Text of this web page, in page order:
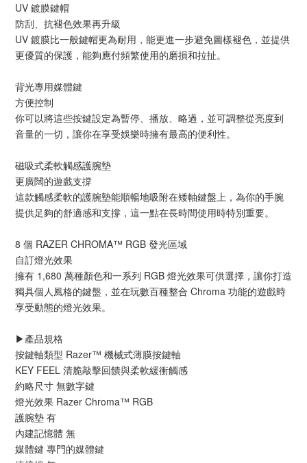
UV 鍍膜鍵帽
防刮、抗褪色效果再升級
UV 鍍膜比一般鍵帽更為耐用，能更進一步避免圖樣褪色，並提供
更優質的保護，能夠應付頻繁使用的磨損和拉扯。
背光專用媒體鍵
方便控制
你可以將這些按鍵設定為暫停、播放、略過，並可調整從亮度到
音量的一切，讓你在享受娛樂時擁有最高的便利性。
磁吸式柔軟觸感護腕墊
更廣闊的遊戲支撐
這款觸感柔軟的護腕墊能順暢地吸附在矮軸鍵盤上，為你的手腕
提供足夠的舒適感和支撐，這一點在長時間使用時特別重要。
8 個 RAZER CHROMA™ RGB 發光區域
自訂燈光效果
擁有 1,680 萬種顏色和一系列 RGB 燈光效果可供選擇，讓你打造
獨具個人風格的鍵盤，並在玩數百種整合 Chroma 功能的遊戲時
享受動態的燈光效果。
▶️產品規格
按鍵軸類型 Razer™ 機械式薄膜按鍵軸
KEY FEEL 清脆敲擊回饋與柔軟緩衝觸感
約略尺寸 無數字鍵
燈光效果 Razer Chroma™ RGB
護腕墊 有
內建記憶體 無
媒體鍵 專門的媒體鍵